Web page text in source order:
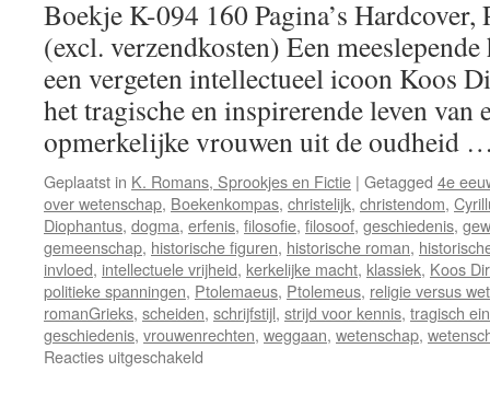
Boekje K-094 160 Pagina’s
(excl. verzendkosten) Een
een vergeten intellectueel icoon Koos
het tragische en inspirerende leven van
opmerkelijke vrouwen uit de oudheid
Geplaatst in K. Romans, Sprookjes en Fictie | Getagged 4e
over wetenschap, Boekenkompas, christelijk, christendom,
Diophantus, dogma, erfenis, filosofie, filosoof, geschiedenis,
gemeenschap, historische figuren, historische roman,
invloed, intellectuele vrijheid, kerkelijke macht, klassiek, Koos
politieke spanningen, Ptolemaeus, Ptolemeus, religie versus
romanGrieks, scheiden, schrijfstijl, strijd voor kennis, tragisch
geschiedenis, vrouwenrechten, weggaan, wetenschap,
Reacties uitgeschakeld